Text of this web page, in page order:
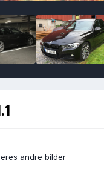
andre bilder